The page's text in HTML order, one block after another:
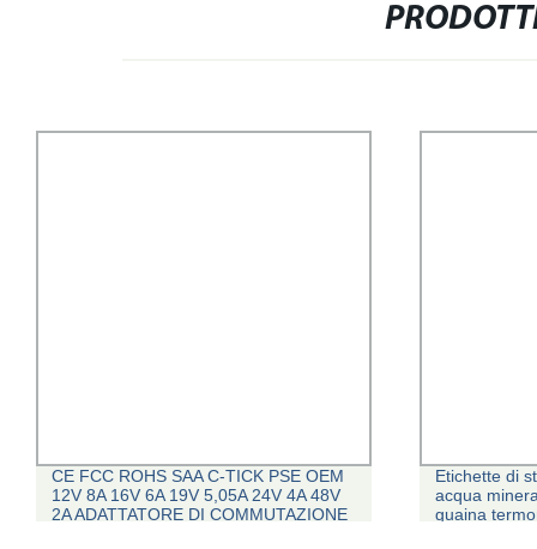
CE FCC ROHS SAA C-TICK PSE OEM
12V 8A 16V 6A 19V 5,05A 24V 4A 48V
2A ADATTATORE DI COMMUTAZIONE
Etichette di
acqua
guaina